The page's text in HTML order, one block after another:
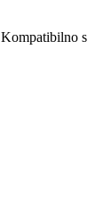
Kompatibilno s